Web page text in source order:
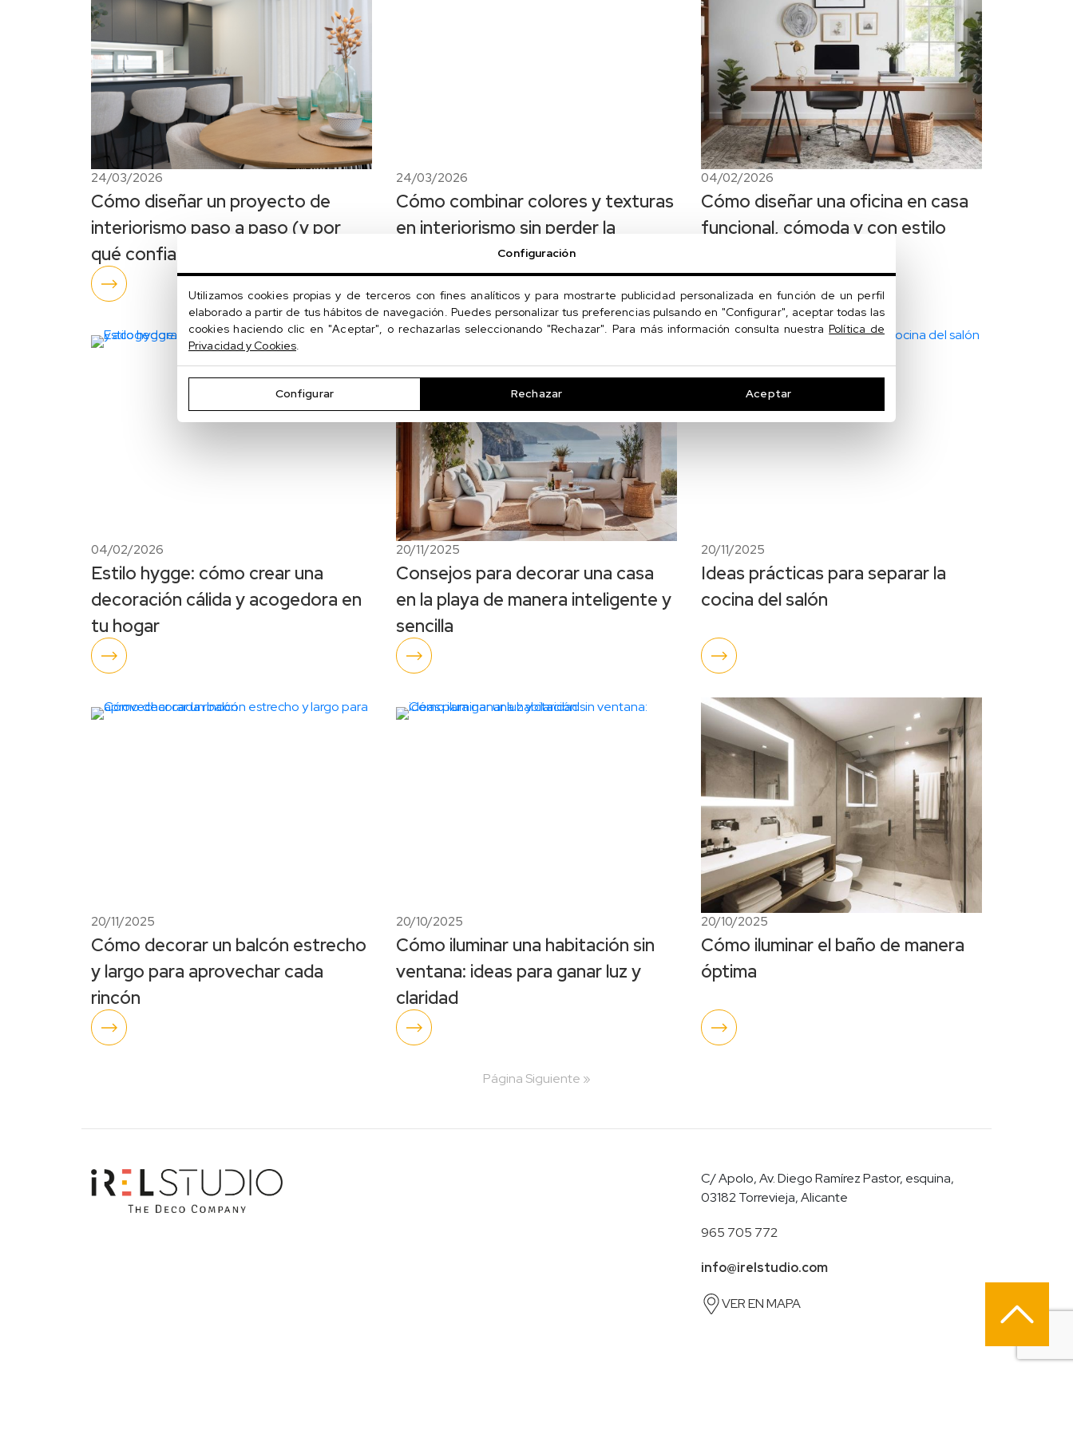
24/03/2026
Cómo diseñar un proyecto de
interiorismo paso a paso (y por
qué confiar en profesionales)
24/03/2026
Cómo combinar colores y texturas
en interiorismo sin perder la
04/02/2026
Cómo diseñar una oficina en casa
funcional, cómoda y con estilo
04/02/2026
Estilo hygge: cómo crear una
decoración cálida y acogedora en
tu hogar
20/11/2025
Consejos para decorar una casa
en la playa de manera inteligente y
sencilla
20/11/2025
Ideas prácticas para separar la
cocina del salón
20/11/2025
Cómo decorar un balcón estrecho
y largo para aprovechar cada
rincón
20/10/2025
Cómo iluminar una habitación sin
ventana: ideas para ganar luz y
claridad
20/10/2025
Cómo iluminar el baño de manera
óptima
Página Siguiente »
C/ Apolo, Av. Diego Ramírez Pastor, esquina,
03182 Torrevieja, Alicante
965 705 772
info@irelstudio.com
VER EN MAPA
Configuración
Utilizamos cookies propias y de terceros con fines analíticos y para mostrarte publicidad personalizada en función de un perfil
elaborado a partir de tus hábitos de navegación. Puedes personalizar tus preferencias pulsando en "Configurar", aceptar todas las
cookies haciendo clic en "Aceptar", o rechazarlas seleccionando "Rechazar". Para más información consulta nuestraPolítica de
Privacidad y Cookies
Configurar Rechazar Aceptar